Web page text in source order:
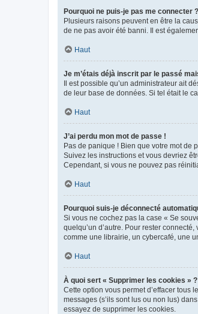
Pourquoi ne puis-je pas me connecter ?
Plusieurs raisons peuvent en être la
de ne pas avoir été banni. Il est
Haut
Je m’étais déjà inscrit par le passé
Il est possible qu’un administrateur ait
de leur base de données. Si tel était le
Haut
J’ai perdu mon mot de passe !
Pas de panique ! Bien que votre mot de
Suivez les instructions et vous devriez
Cependant, si vous ne pouvez pas
Haut
Pourquoi suis-je déconnecté
Si vous ne cochez pas la case « Se
quelqu’un d’autre. Pour rester
comme une librairie, un cybercafé, une
Haut
À quoi sert « Supprimer les cookies » ?
Cette option vous permet d’effacer tous
messages (s’ils sont lus ou non lus)
essayez de supprimer les cookies.